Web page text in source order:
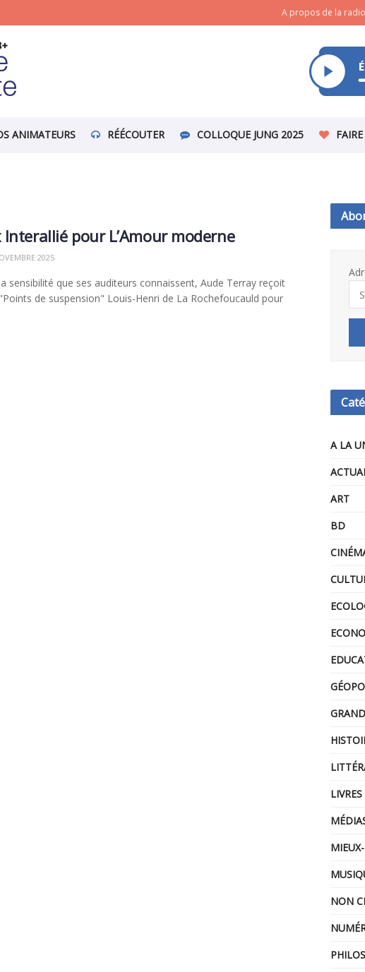
A propos de la radio
ANIMATEURS RÉÉCOUTER COLLOQUE JUNG 2025
Interallié pour L’Amour moderne
2025
sensibilité que ses auditeurs connaissent, Aude Terray reçoit
de suspension" Louis-Henri de La Rochefoucauld pour
A LA
ART
BD
LIVRES
NON